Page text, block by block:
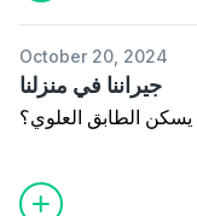
October 20, 2024
جيراننا في منزلنا